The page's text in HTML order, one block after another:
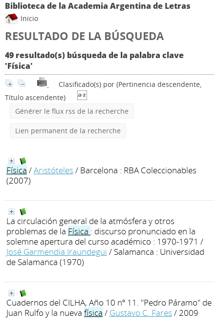
Biblioteca de la Academia Argentina de Letras
Inicio
RESULTADO DE LA BÚSQUEDA
49 resultado(s) búsqueda de la palabra clave
'Física'
Clasificado(s) por (Pertinencia descendente,
Título ascendente)
Générer le flux rss de la recherche
Lien permanent de la recherche
Física /Aristóteles / Barcelona : RBA Coleccionables
(2007)
La circulación general de la atmósfera y otros
problemas de la Física : discurso pronunciado en la
solemne apertura del curso académico : 1970-1971 /
José Garmendia Iraundegui / Salamanca : Universidad
de Salamanca (1970)
Cuadernos del CILHA, Año 10 nº 11. "Pedro Páramo" de
Juan Rulfo y la nueva física / Gustavo C. Fares / 2009